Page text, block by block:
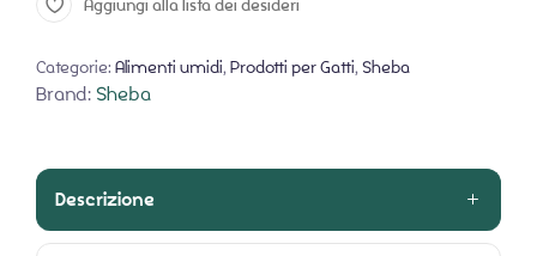
Aggiungi alla lista dei desideri
Categorie: Alimenti umidi, Prodotti per Gatti, Sheba
Brand:Sheba
Descrizione